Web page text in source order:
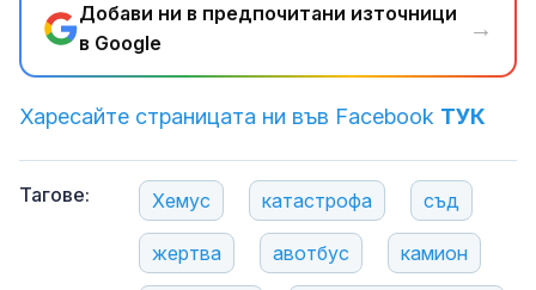
Добави ни в предпочитани източници
в Google
→
Харесайте страницата ни във Facebook ТУК
Тагове: Хемус катастрофа съд
жертва авотбус камион